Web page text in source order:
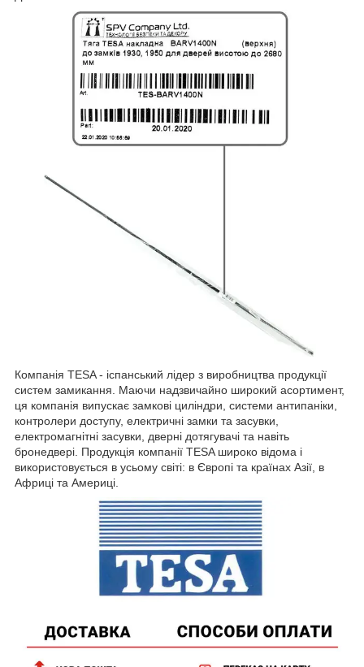
Компанія TESA - іспанський лідер з виробництва продукції
систем замикання. Маючи надзвичайно широкий асортимент,
ця компанія випускає замкові циліндри, системи антипаніки,
контролери доступу, електричні замки та засувки,
електромагнітні засувки, дверні дотягувачі та навіть
бронедвері. Продукція компанії TESA широко відома і
використовується в усьому світі: в Європі та країнах Азії, в
Африці та Америці.